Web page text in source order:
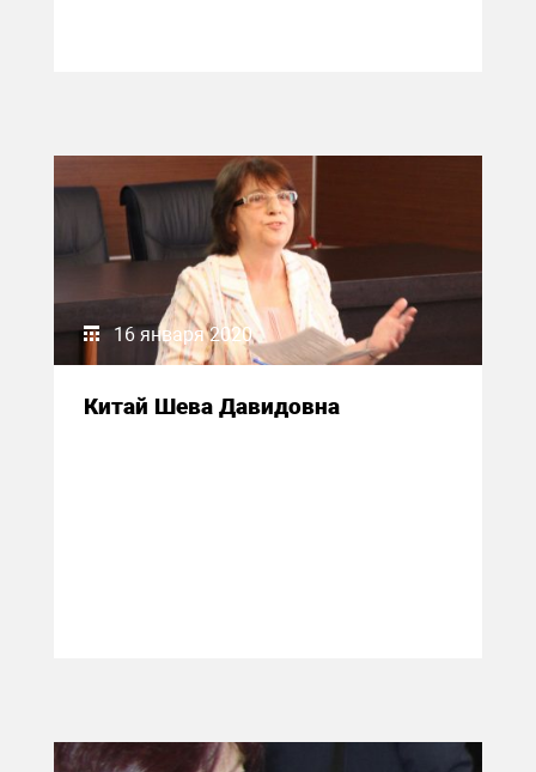
16 января 2020
Китай Шева Давидовна